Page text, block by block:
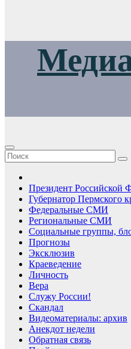
Президент Российской
Губернатор Пермского
Федеральные СМИ
Региональные СМИ
Социальные группы,
Прогнозы
Эксклюзив
Краеведение
Личность
Вера
Служу России!
Скандал
Видеоматериалы: архив
Анекдот недели
Обратная связь